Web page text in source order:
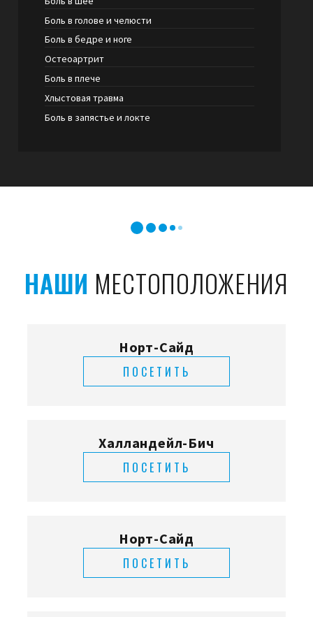
Боль в голове и челюсти
Боль в бедре и ноге
Остеоартрит
Боль в плече
Хлыстовая травма
Боль в запястье и локте
НАШИ МЕСТОПОЛОЖЕНИЯ
Норт-Сайд
ПОСЕТИТЬ
Халландейл-Бич
ПОСЕТИТЬ
Норт-Сайд
ПОСЕТИТЬ